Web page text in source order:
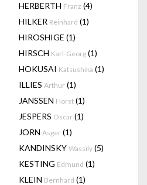
HERBERTH Franz (4)
HILKER Reinhard (1)
HIROSHIGE (1)
HIRSCH Karl-Georg (1)
HOKUSAI Katsushika (1)
ILLIES Arthur (1)
JANSSEN Horst (1)
JESPERS Oscar (1)
JORN Asger (1)
KANDINSKY Wassily (5)
KESTING Edmund (1)
KLEIN Bernhard (1)